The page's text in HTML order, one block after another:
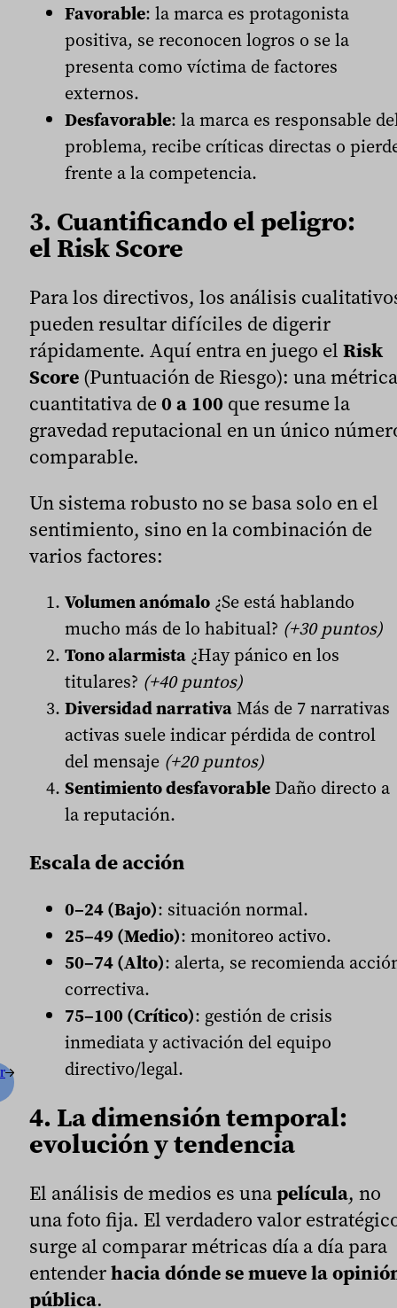
Favorable: la marca es protagonista
positiva, se reconocen logros o se la
presenta como víctima de factores
externos.
Desfavorable: la marca es responsable
problema, recibe críticas directas o
frente a la competencia.
3. Cuantificando el peligro:
el Risk Score
Para los directivos, los análisis
pueden resultar difíciles de digerir
rápidamente. Aquí entra en juego el Risk
Score (Puntuación de Riesgo): una métrica
cuantitativa de 0 a 100 que resume la
gravedad reputacional en un único
comparable.
Un sistema robusto no se basa solo en el
sentimiento, sino en la combinación de
varios factores:
Volumen anómalo ¿Se está hablando
mucho más de lo habitual? (+30 puntos)
Tono alarmista ¿Hay pánico en los
titulares? (+40 puntos)
Diversidad narrativaMás de 7 narrativas
activas suele indicar pérdida de control
del mensaje (+20 puntos)
Sentimiento desfavorable Daño directo a
la reputación.
Escala de acción
0–24 (Bajo): situación normal.
25–49 (Medio): monitoreo activo.
50–74 (Alto): alerta, se recomienda
correctiva.
75–100 (Crítico): gestión de crisis
inmediata y activación del equipo
directivo/legal.
4. La dimensión temporal:
evolución y tendencia
El análisis de medios es unapelícula, no
una foto fija. El verdadero valor
surge al comparar métricas día a día para
entenderhacia dónde se mueve la
pública.